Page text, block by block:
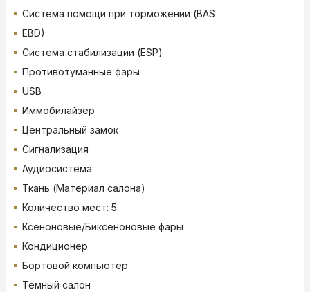
Система помощи при торможении (BAS
EBD)
Система стабилизации (ESP)
Противотуманные фары
USB
Иммобилайзер
Центральный замок
Сигнализация
Аудиосистема
Ткань (Материал салона)
Количество мест: 5
Ксеноновые/Биксеноновые фары
Кондиционер
Бортовой компьютер
Темный салон